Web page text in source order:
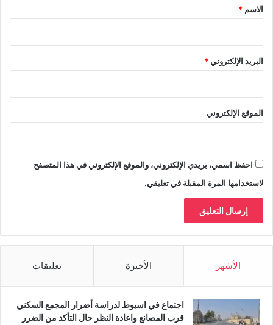
*
الاسم *
البريد الإلكتروني*
الموقع الإلكتروني
احفظ اسمي، بريدي الإلكتروني، والموقع الإلكتروني في هذا المتصفح
لاستخدامها المرة المقبلة في تعليقي.
الأشهر الأخيرة تعليقات
اجتماع في اسيوط لدراسة أضرار المجمع السكني
قرب المصانع واعادة النظر حال التأكد من الضرر